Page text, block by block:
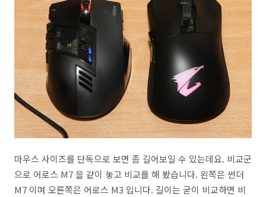
마우스 사이즈를 단독으로 보면 좀 길어보일 수 있는데요. 비교군
으로 어로스 M7 을 같이 놓고 비교를 해 봤습니다. 왼쪽은 썬더
M7 이며 오른쪽은 어로스 M3 입니다. 길이는 굳이 비교하면 비